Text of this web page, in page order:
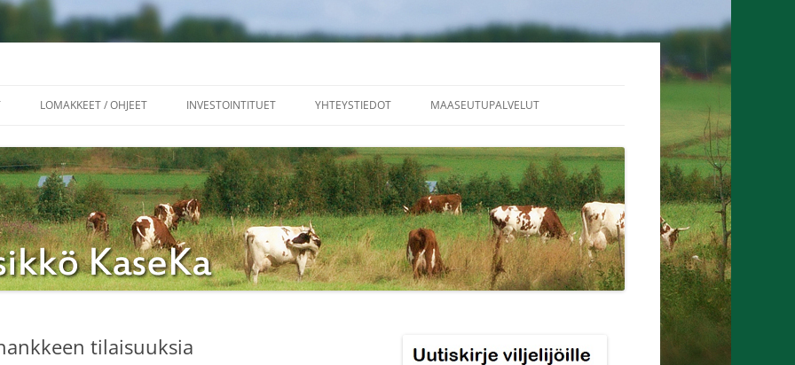
LOMAKKEET / OHJEET INVESTOINTITUET YHTEYSTIEDOT MAASEUTUPALVELUT
tilaisuuksia